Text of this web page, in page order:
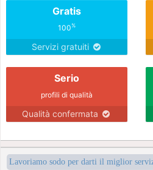
Gratis
100%
Servizi gratuiti
Serio
profili di qualità
Qualità confermata
Lavoriamo sodo per darti il miglior